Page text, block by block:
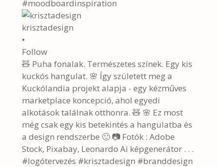
krisztadesign
•
Follow
🧸 Puha fonalak. Természetes színek. Egy kis
kuckós hangulat. 🌸 Így született meg a
Kuckólandia projekt alapja - egy kézműves
marketplace koncepció, ahol egyedi
alkotások találnak otthonra. 🧸 🌸 Ez most
még csak egy kis betekintés a hangulatba és
a design rendszerbe 🙂 📷 Fotók : Adobe
Stock, Pixabay, Leonardo Ai képgenerátor . . .
#logótervezés #krisztadesign #branddesign